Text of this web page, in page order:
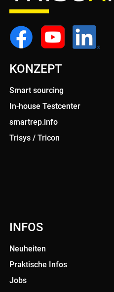
KONZEPT
Smart sourcing
In-house Testcenter
smartrep.info
Trisys / Tricon
INFOS
Neuheiten
Praktische Infos
Jobs